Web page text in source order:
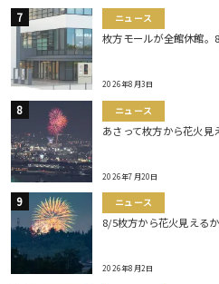
ニュース
枚方モールが全館休館。
2026年8月3日
ニュース
あさって枚方から花火見
2026年7月20日
ニュース
8/5枚方から花火見える
2026年8月2日